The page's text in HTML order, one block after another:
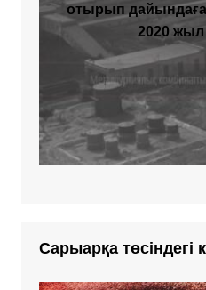
отырып
2020 жыл
Сарыарқа төсіндегі